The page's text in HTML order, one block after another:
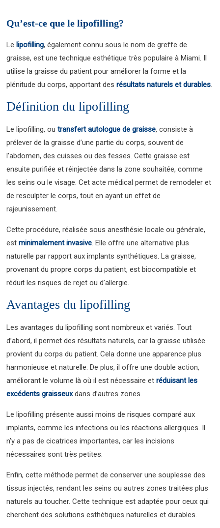
Qu’est-ce que le lipofilling?
Lelipofilling, également connu sous le nom de greffe de
graisse, est une technique esthétique très populaire à Miami. Il
utilise la graisse du patient pour améliorer la forme et la
plénitude du corps, apportant desrésultats naturels et durables.
Définition du lipofilling
Le lipofilling, outransfert autologue de graisse, consiste à
prélever de la graisse d’une partie du corps, souvent de
l’abdomen, des cuisses ou des fesses. Cette graisse est
ensuite purifiée et réinjectée dans la zone souhaitée, comme
les seins ou le visage. Cet acte médical permet de remodeler et
de resculpter le corps, tout en ayant un effet de
rajeunissement.
Cette procédure, réalisée sous anesthésie locale ou générale,
estminimalement invasive. Elle offre une alternative plus
naturelle par rapport aux implants synthétiques. La graisse,
provenant du propre corps du patient, est biocompatible et
réduit les risques de rejet ou d’allergie.
Avantages du lipofilling
Les avantages du lipofilling sont nombreux et variés. Tout
d’abord, il permet des résultats naturels, car la graisse utilisée
provient du corps du patient. Cela donne une apparence plus
harmonieuse et naturelle. De plus, il offre une double action,
améliorant le volume là où il est nécessaire etréduisant les
excédents graisseuxdans d’autres zones.
Le lipofilling présente aussi moins de risques comparé aux
implants, comme les infections ou les réactions allergiques. Il
n’y a pas de cicatrices importantes, car les incisions
nécessaires sont très petites.
Enfin, cette méthode permet de conserver une souplesse des
tissus injectés, rendant les seins ou autres zones traitées plus
naturels au toucher. Cette technique est adaptée pour ceux qui
cherchent des solutions esthétiques naturelles et durables.